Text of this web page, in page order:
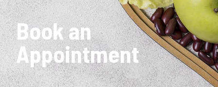
Book an
Appointment